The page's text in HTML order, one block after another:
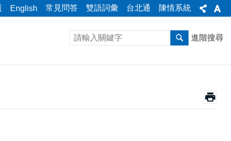
English 常見問答 雙語詞彙 台北通 陳情系統
進階搜尋